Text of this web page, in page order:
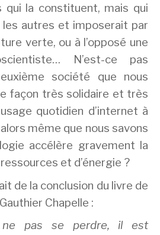
qui la constituent, mais qui
autres et imposerait par
verte, ou à l’opposé une
N’est-ce pas
société que nous
façon très solidaire et très
quotidien d’internet à
même que nous savons
accélère gravement la
et d’énergie ?
de la conclusion du livre de
Chapelle :
ne pas se perdre, il est